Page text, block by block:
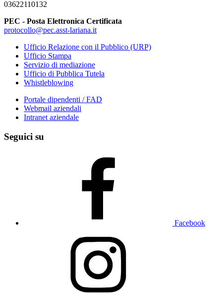
03622110132
PEC - Posta Elettronica Certificata
protocollo@pec.asst-lariana.it
Ufficio Relazione con il Pubblico (URP)
Ufficio Stampa
Servizio di mediazione
Ufficio di Pubblica Tutela
Whistleblowing
Portale dipendenti / FAD
Webmail aziendali
Intranet aziendale
Seguici su
Facebook